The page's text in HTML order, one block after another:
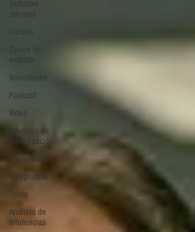
Software
del mes
Cursos
Casos de
estudio
Novedades
Podcast
Video
Informes de
investigación
Think Tank
Playground
Tesis
Análisis de
tendencias